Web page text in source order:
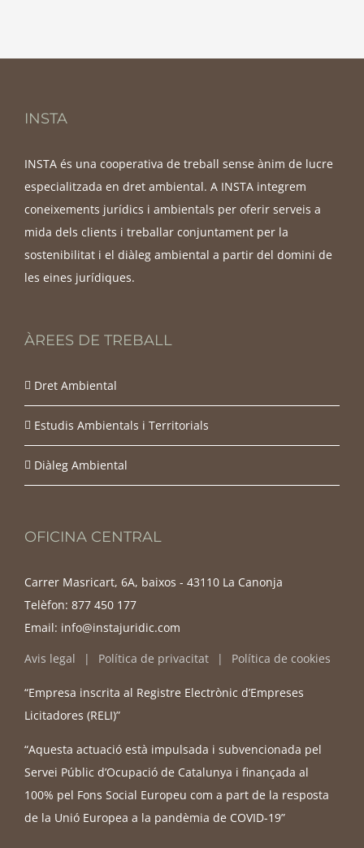
INSTA
INSTA és una cooperativa de treball sense ànim de lucre
especialitzada en dret ambiental. A INSTA integrem
coneixements jurídics i ambientals per oferir serveis a
mida dels clients i treballar conjuntament per la
sostenibilitat i el diàleg ambiental a partir del domini de
les eines jurídiques.
ÀREES DE TREBALL
Dret Ambiental
Estudis Ambientals i Territorials
Diàleg Ambiental
OFICINA CENTRAL
Carrer Masricart, 6A, baixos - 43110 La Canonja
Telèfon: 877 450 177
Email: info@instajuridic.com
Avis legal
Política de privacitat Política de cookies
“Empresa inscrita al Registre Electrònic d’Empreses
Licitadores (RELI)”
“Aquesta actuació està impulsada i subvencionada pel
Servei Públic d’Ocupació de Catalunya i finançada al
100% pel Fons Social Europeu com a part de la resposta
de la Unió Europea a la pandèmia de COVID-19”